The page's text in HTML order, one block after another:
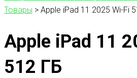
Товары > Apple iPad 11 2025 Wi-Fi
Apple iPad 11
512 ГБ